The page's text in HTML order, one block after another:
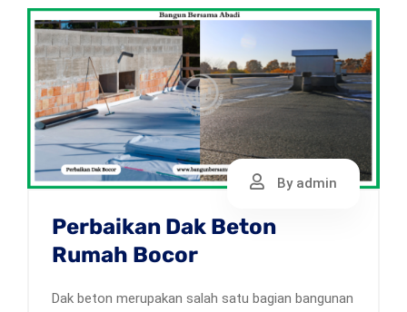
By admin
Perbaikan Dak Beton
Rumah Bocor
Dak beton merupakan salah satu bagian bangunan